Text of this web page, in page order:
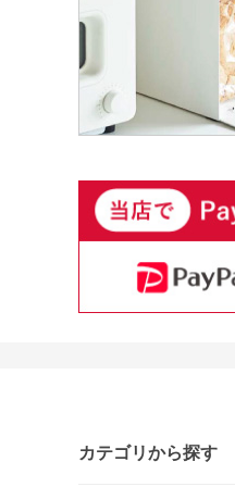
カテゴリから探す